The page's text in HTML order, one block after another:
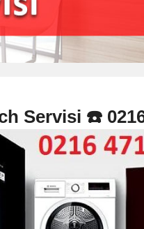
Servisi ☎️